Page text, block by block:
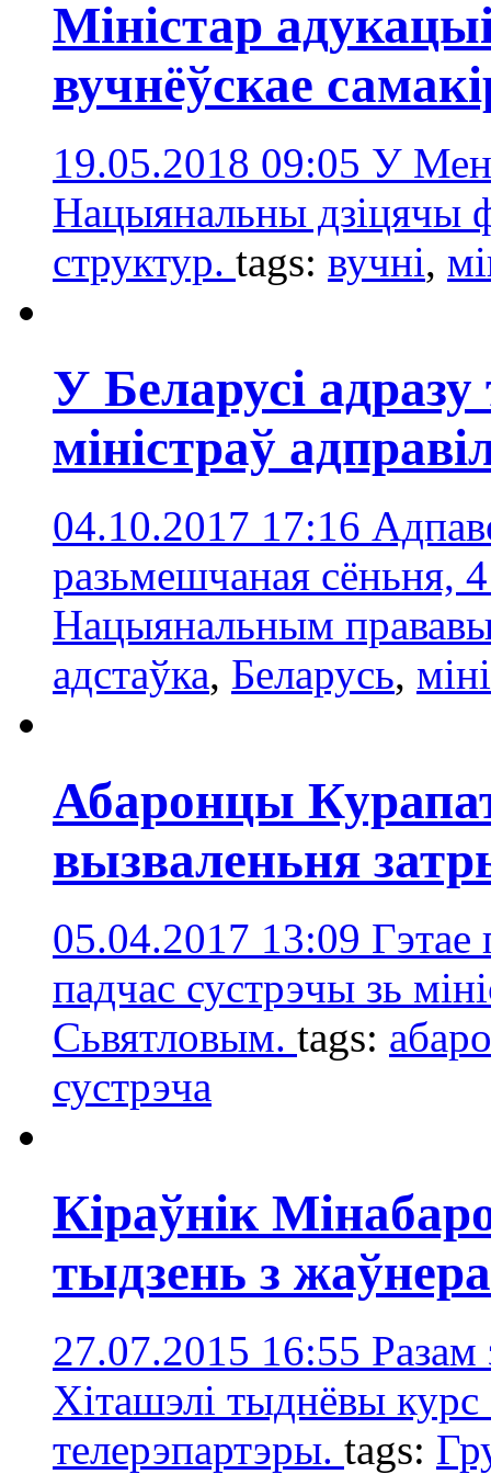
Міністар
вучнёўскае
19.05.2018 09:05 У
Нацыянальны дзіцячы
структур. tags: вучні,
У Беларусі
міністраў
04.10.2017 17:16
разьмешчаная сёньня,
Нацыянальным
адстаўка, Беларусь,
Абаронцы
вызваленьня
05.04.2017 13:09 Гэтае
падчас сустрэчы зь
Сьвятловым. tags:
сустрэчa
Кіраўнік
тыдзень з
27.07.2015 16:55
Хіташэлі тыднёвы
телерэпартэры. tags: